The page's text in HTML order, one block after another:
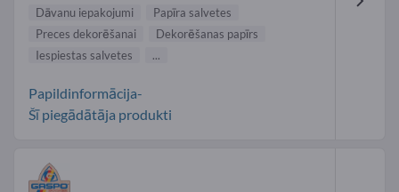
Dāvanu iepakojumi
Papīra salvetes
Preces dekorēšanai
Dekorēšanas papīrs
Iespiestas salvetes
...
Papildinformācija-
Šī piegādātāja produkti